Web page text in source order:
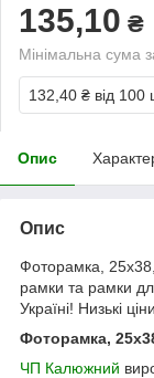
135,10 ₴
Мінімальна сума
132,40 ₴ від 100
Опис
Опис
Фоторамка,
рамки та рамки
Україні! Низькі
Фоторамка,
ЧП Калюжний